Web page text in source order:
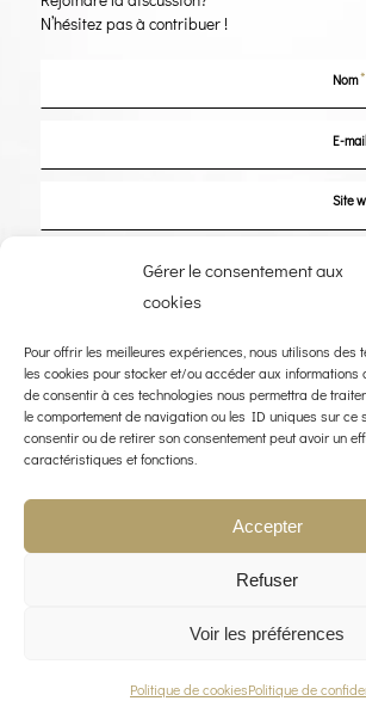
Gérer le consentement aux
cookies
Pour offrir les meilleures expériences, nous utilisons des
les cookies pour stocker et/ou accéder aux
de consentir à ces technologies nous permettra de
le comportement de navigation ou les ID uniques sur ce
consentir ou de retirer son consentement peut avoir un
caractéristiques et fonctions.
Accepter
Refuser
Voir les préférences
Politique de cookiesPolitique de
N’hésitez pas à contribuer !
Nom*
E-mail
Site
Enregistrer mon nom, mon e-mail et mon site dans le
prochain commentaire.
© COPYRIGHT 2023 - THE WIND ROSE - WEBDESIGN :
POLITIQUE DE CONFIDENTIALITÉ CONTACT